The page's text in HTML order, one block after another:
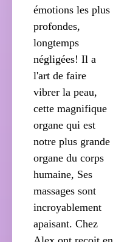
émotions les plus
profondes,
longtemps
négligées! Il a
l'art de faire
vibrer la peau,
cette magnifique
organe qui est
notre plus grande
organe du corps
humaine, Ses
massages sont
incroyablement
apaisant. Chez